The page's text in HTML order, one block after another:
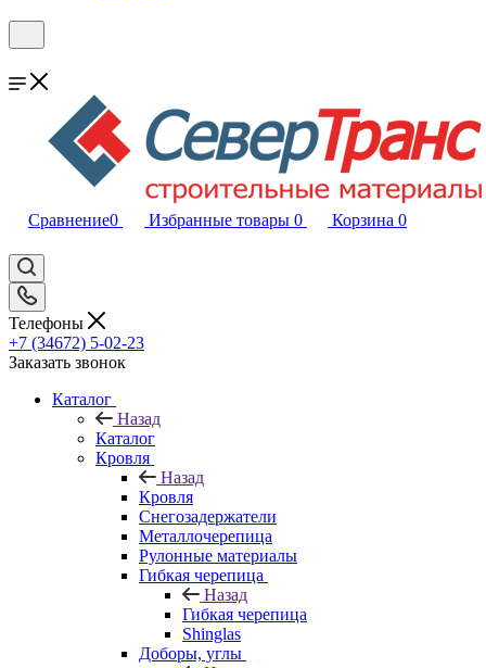
Сравнение0 Избранные товары 0 Корзина 0
Телефоны
+7 (34672) 5-02-23
Заказать звонок
Каталог
Назад
Каталог
Кровля
Назад
Кровля
Снегозадержатели
Металлочерепица
Рулонные материалы
Гибкая черепица
Назад
Гибкая черепица
Shinglas
Доборы, углы